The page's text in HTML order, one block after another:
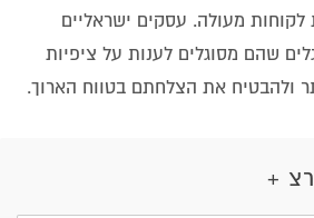
מעולה. עסקים ישראליים
שהם מסוגלים לענות על ציפיות
ולהבטיח את הצלחתם בטווח הארוך.
+